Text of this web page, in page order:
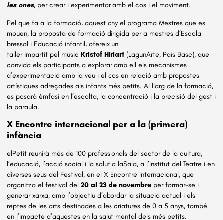
les ones, per crear i experimentar amb el cos i el moviment.
Pel que fa a la formació, aquest any el programa Mestres que es
mouen, la proposta de formació dirigida per a mestres d’Escola
bressol i Educació infantil, ofereix un
taller impartit pel músicKristof Hiriart(LagunArte, País Basc), que
convida els participants a explorar amb ell els mecanismes
d’experimentació amb la veu i el cos en relació amb propostes
artístiques adreçades als infants més petits. Al llarg de la formació,
es posarà èmfasi en l’escolta, la concentració i la precisió del gest i
la paraula.
X Encontre internacional per a la (primera)
infància
elPetit reunirà més de 100 professionals del sector de la cultura,
l’educació, l’acció social i la salut a laSala, a l’Institut del Teatre i en
diverses seus del Festival, en el X Encontre Internacional, que
organitza el festival del 20 al 23 de novembre per formar-se i
generar xarxa, amb l’objectiu d’abordar la situació actual i els
reptes de les arts destinades a les criatures de 0 a 5 anys, també
en l’impacte d’aquestes en la salut mental dels més petits.